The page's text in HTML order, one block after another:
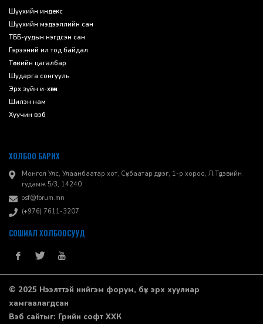
Шүүхийн индекс
Шүүхийн мэдээллийн сан
ТББ-уудын нэгдсэн сан
Гэрээний ил тод байдал
Төсвийн цагалбар
Шударга сонгууль
Эрх зүйн и-хөтөч
Шилэн нам
Хуучин вэб
ХОЛБОО БАРИХ
Монгол Улс, Улаанбаатар хот, Сүхбаатар дүүрэг, 1-р хороо, ​Л.Түдэвийн
гудамж 5/3, 14240
osf@forum.mn
(+976) 7611-3207
СОШИАЛ ХОЛБООСУУД
© 2025 Нээлттэй нийгэм форум, бүх эрх хуулиар
хамгаалагдсан
Вэб сайтыг: Грийн софт ХХК